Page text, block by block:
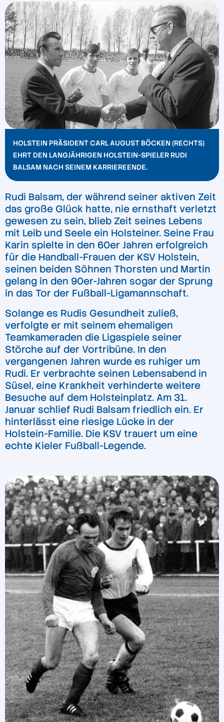
HOLSTEIN PRÄSIDENT CARL AUGUST BÖCKEN (RECHTS)
EHRT DEN LANGJÄHRIGEN HOLSTEIN-SPIELER RUDI
BALSAM NACH SEINEM KARRIEREENDE.
Rudi Balsam, der während seiner aktiven Zeit
das große Glück hatte, nie ernsthaft verletzt
gewesen zu sein, blieb Zeit seines Lebens
mit Leib und Seele ein Holsteiner. Seine Frau
Karin spielte in den 60er Jahren erfolgreich
für die Handball-Frauen der KSV Holstein,
seinen beiden Söhnen Thorsten und Martin
gelang in den 90er-Jahren sogar der Sprung
in das Tor der Fußball-Ligamannschaft.
Solange es Rudis Gesundheit zuließ,
verfolgte er mit seinem ehemaligen
Teamkameraden die Ligaspiele seiner
Störche auf der Vortribüne. In den
vergangenen Jahren wurde es ruhiger um
Rudi. Er verbrachte seinen Lebensabend in
Süsel, eine Krankheit verhinderte weitere
Besuche auf dem Holsteinplatz. Am 31.
Januar schlief Rudi Balsam friedlich ein. Er
hinterlässt eine riesige Lücke in der
Holstein-Familie. Die KSV trauert um eine
echte Kieler Fußball-Legende.